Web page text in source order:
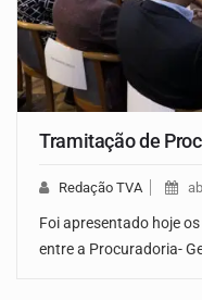
Tramitação de
Redação TVA
Foi apresentado hoje
entre a Procuradoria-